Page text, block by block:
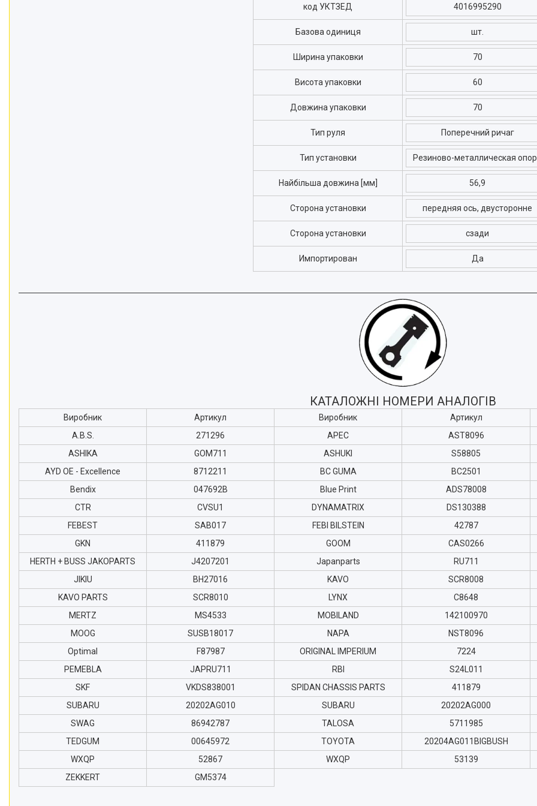
код УКТЗЕД 4016995290
Базова одиниця шт.
Ширина упаковки 70
Висота упаковки 60
Довжина упаковки 70
Тип руля Поперечний ричаг
Тип установки Резиново-металлическая
Найбільша довжина [мм] 56,9
Сторона установки передняя ось, двусторонне
Сторона установки сзади
Импортирован Да
КАТАЛОЖНІ НОМЕРИ АНАЛОГІВ
Виробник Артикул Виробник
Артикул
A.B.S.
271296 APEC
AST8096
ASHIKA
GOM711 ASHUKI
S58805
AYD OE - Excellence
8712211 BC GUMA
BC2501
Bendix
047692B Blue Print
ADS78008
CTR
CVSU1 DYNAMATRIX
DS130388
FEBEST
SAB017 FEBI BILSTEIN
42787
GKN
411879 GOOM
CAS0266
HERTH + BUSS JAKOPARTS
J4207201 Japanparts
RU711
JIKIU
BH27016 KAVO
SCR8008
KAVO PARTS
SCR8010 LYNX
C8648
MERTZ
MS4533 MOBILAND
142100970
MOOG
SUSB18017 NAPA
NST8096
Optimal
F87987 ORIGINAL IMPERIUM
7224
PEMEBLA
JAPRU711 RBI
S24L011
SKF
VKDS838001 SPIDAN CHASSIS PARTS
411879
SUBARU
20202AG010 SUBARU
20202AG000
SWAG
86942787 TALOSA
5711985
TEDGUM
00645972 TOYOTA
20204AG011BIGBUSH
WXQP
52867 WXQP
53139
ZEKKERT
GM5374